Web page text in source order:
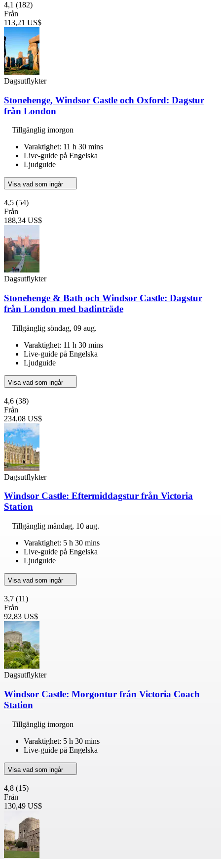
4,1 (182)
Från
113,21 US$
Dagsutflykter
Stonehenge, Windsor Castle och Oxford: Dagstur
från London
Tillgänglig imorgon
Varaktighet: 11 h 30 mins
Live-guide på Engelska
Ljudguide
Visa vad som ingår
4,5 (54)
Från
188,34 US$
Dagsutflykter
Stonehenge & Bath och Windsor Castle: Dagstur
från London med badinträde
Tillgänglig söndag, 09 aug.
Varaktighet: 11 h 30 mins
Live-guide på Engelska
Ljudguide
Visa vad som ingår
4,6 (38)
Från
234,08 US$
Dagsutflykter
Windsor Castle: Eftermiddagstur från Victoria
Station
Tillgänglig måndag, 10 aug.
Varaktighet: 5 h 30 mins
Live-guide på Engelska
Ljudguide
Visa vad som ingår
3,7 (11)
Från
92,83 US$
Dagsutflykter
Windsor Castle: Morgontur från Victoria Coach
Station
Tillgänglig imorgon
Varaktighet: 5 h 30 mins
Live-guide på Engelska
Visa vad som ingår
4,8 (15)
Från
130,49 US$